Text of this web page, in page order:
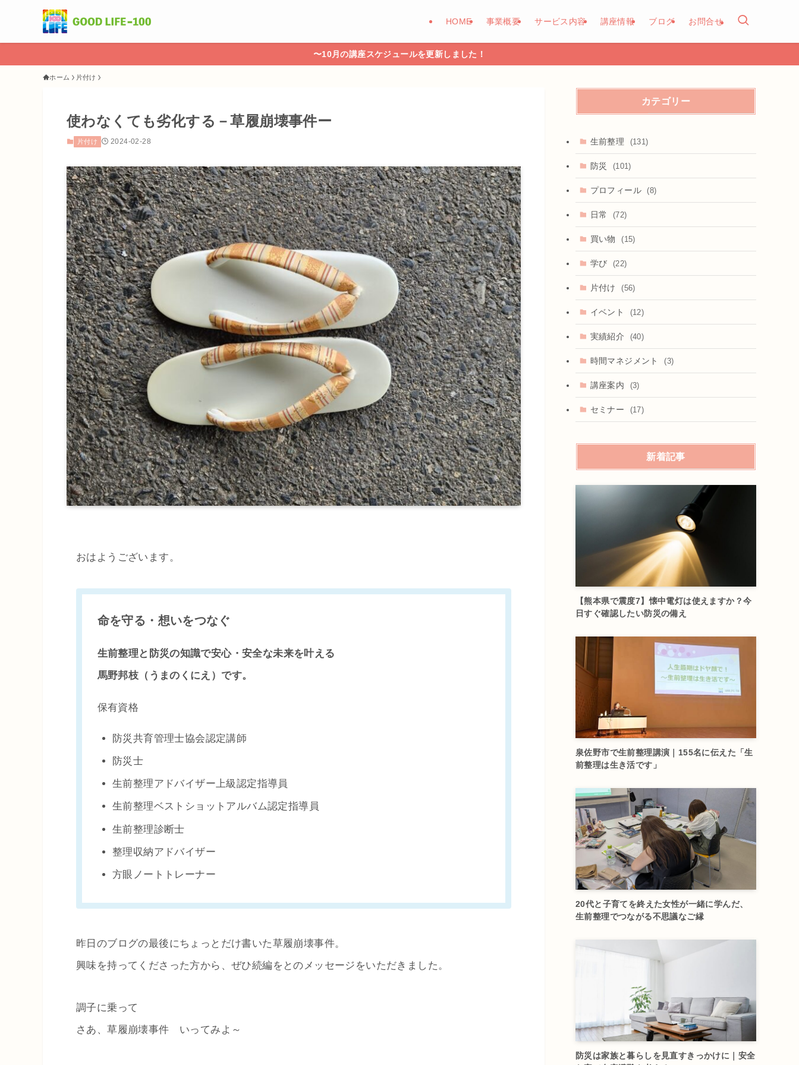
HOME 事業概要 サービス内容 講座情報 ブログ お問合せ
〜10月の講座スケジュールを更新しました！
ホーム 片付け
使わなくても劣化する－草履崩壊事件ー
片付け 2024-02-28
おはようございます。
命を守る・想いをつなぐ
生前整理と防災の知識で安心・安全な未来を叶える
馬野邦枝（うまのくにえ）です。
保有資格
防災共育管理士協会認定講師
防災士
生前整理アドバイザー上級認定指導員
生前整理ベストショットアルバム認定指導員
生前整理診断士
整理収納アドバイザー
方眼ノートトレーナー
昨日のブログの最後にちょっとだけ書いた草履崩壊事件。
興味を持ってくださった方から、ぜひ続編をとのメッセージをいただきました。
調子に乗って
さあ、草履崩壊事件 いってみよ～
カテゴリー
生前整理 (131)
防災 (101)
プロフィール (8)
日常 (72)
買い物 (15)
学び (22)
片付け (56)
イベント (12)
実績紹介 (40)
時間マネジメント (3)
講座案内 (3)
セミナー (17)
新着記事
【熊本県で震度7】懐中電灯は使えますか？今
日すぐ確認したい防災の備え
泉佐野市で生前整理講演｜155名に伝えた「生
前整理は生き活です」
20代と子育てを終えた女性が一緒に学んだ、
生前整理でつながる不思議なご縁
防災は家族と暮らしを見直すきっかけに｜安全